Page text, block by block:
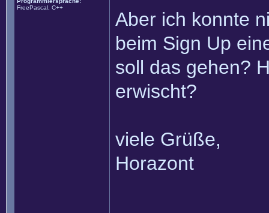
FreePascal, C++
Aber ich konnte
beim Sign Up
soll das gehen?
erwischt?
viele Grüße,
Horazont